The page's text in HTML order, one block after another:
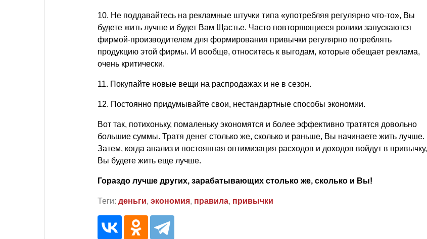
10. Не поддавайтесь на рекламные штучки типа «употребляя регулярно что-то», Вы
будете жить лучше и будет Вам Щастье. Часто повторяющиеся ролики запускаются
фирмой-производителем для формирования привычки регулярно потреблять
продукцию этой фирмы. И вообще, относитесь к выгодам, которые обещает реклама,
очень критически.
11. Покупайте новые вещи на распродажах и не в сезон.
12. Постоянно придумывайте свои, нестандартные способы экономии.
Вот так, потихоньку, помаленьку экономятся и более эффективно тратятся довольно
большие суммы. Тратя денег столько же, сколько и раньше, Вы начинаете жить лучше.
Затем, когда анализ и постоянная оптимизация расходов и доходов войдут в привычку,
Вы будете жить еще лучше.
Гораздо лучше других, зарабатывающих столько же, сколько и Вы!
Теги: деньги, экономия, правила, привычки